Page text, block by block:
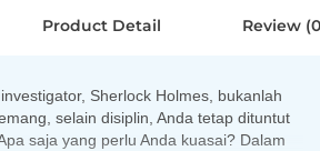
Product Detail Review
Sherlock Holmes, bukanlah
selain disiplin, Anda tetap dituntut
saja yang perlu Anda kuasai? Dalam